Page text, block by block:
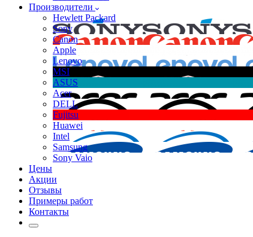
Производители
Hewlett Packard
Sony
Canon
Apple
Lenovo
MSI
ASUS
Acer
DELL
Fujitsu
Huawei
Intel
Samsung
Sony Vaio
Цены
Акции
Отзывы
Примеры работ
Контакты